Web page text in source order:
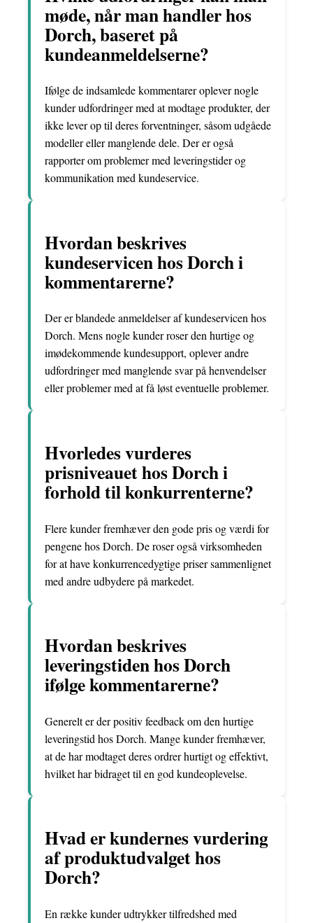
møde, når man handler hos
Dorch, baseret på
kundeanmeldelserne?
Ifølge de indsamlede kommentarer oplever nogle
kunder udfordringer med at modtage produkter, der
ikke lever op til deres forventninger, såsom udgåede
modeller eller manglende dele. Der er også
rapporter om problemer med leveringstider og
kommunikation med kundeservice.
Hvordan beskrives
kundeservicen hos Dorch i
kommentarerne?
Der er blandede anmeldelser af kundeservicen hos
Dorch. Mens nogle kunder roser den hurtige og
imødekommende kundesupport, oplever andre
udfordringer med manglende svar på henvendelser
eller problemer med at få løst eventuelle problemer.
Hvorledes vurderes
prisniveauet hos Dorch i
forhold til konkurrenterne?
Flere kunder fremhæver den gode pris og værdi for
pengene hos Dorch. De roser også virksomheden
for at have konkurrencedygtige priser sammenlignet
med andre udbydere på markedet.
Hvordan beskrives
leveringstiden hos Dorch
ifølge kommentarerne?
Generelt er der positiv feedback om den hurtige
leveringstid hos Dorch. Mange kunder fremhæver,
at de har modtaget deres ordrer hurtigt og effektivt,
hvilket har bidraget til en god kundeoplevelse.
Hvad er kundernes vurdering
af produktudvalget hos
Dorch?
En række kunder udtrykker tilfredshed med